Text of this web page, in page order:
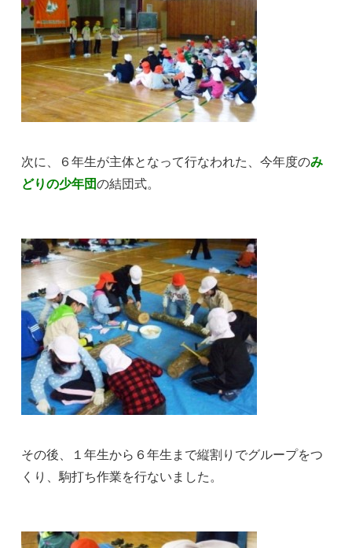
次に、６年生が主体となって行なわれた、今年度のみ
どりの少年団の結団式。
その後、１年生から６年生まで縦割りでグループをつ
くり、駒打ち作業を行ないました。